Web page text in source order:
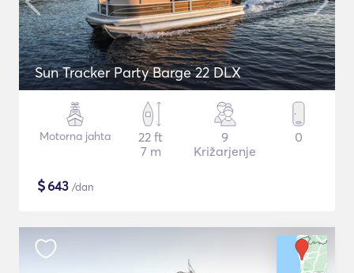
Sun Tracker Party Barge 22 DLX
Motorna jahta
22 ft
7 m
9
Križarjenje
0
$643 /dan